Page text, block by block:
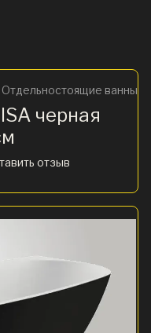
Отдельностоящие ванны
черная
отзыв